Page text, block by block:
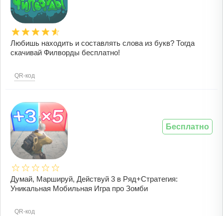
Любишь находить и составлять слова из букв? Тогда
скачивай Филворды бесплатно!
QR-код
Думай, Маршируй, Действуй 3 в Ряд+Стратегия:
Уникальная Мобильная Игра про Зомби
QR-код
Бесплатно